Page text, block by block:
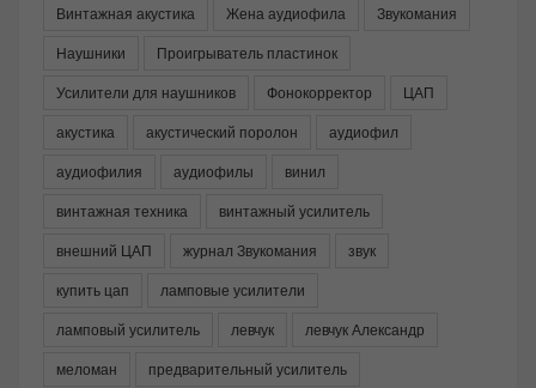
Винтажная акустика
Жена аудиофила
Звукомания
Наушники
Проигрыватель пластинок
Усилители для наушников
Фонокорректор
ЦАП
акустика
акустический поролон
аудиофил
аудиофилия
аудиофилы
винил
винтажная техника
винтажный усилитель
внешний ЦАП
журнал Звукомания
звук
купить цап
ламповые усилители
ламповый усилитель
левчук
левчук Александр
меломан
предварительный усилитель